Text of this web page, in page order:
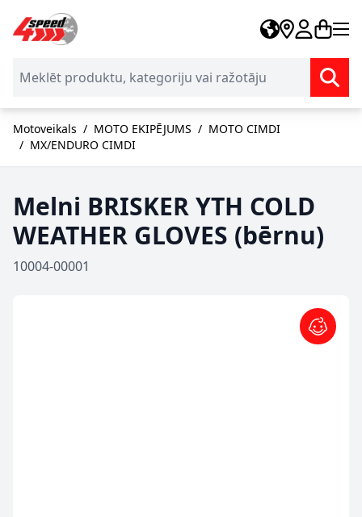
Skip to Content
Motoveikals / MOTO EKIPĒJUMS / MOTO CIMDI
/ MX/ENDURO CIMDI
Melni BRISKER YTH COLD
WEATHER GLOVES (bērnu)
10004-00001